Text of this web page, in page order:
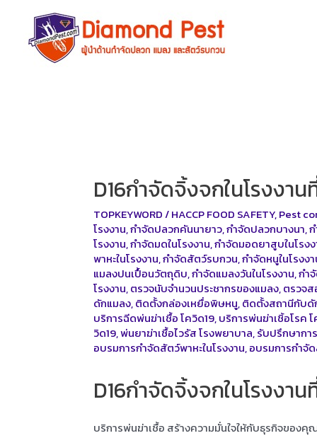
content
D16กำจัดจิ้งจกในโรงงาน
TOPKEYWORD/HACCP FOOD SAFETY,Pest
โรงงาน,กำจัดปลวกคันนายาว,กำจัดปลวกบางนา,
โรงงาน,กำจัดมดในโรงงาน,กำจัดมอดยาสูบในโรง
พาหะในโรงงาน,กำจัดสัตว์รบกวน,กำจัดหนูในโรงง
แมลงปนเปื้อนวัตถุดิบ,กำจัดแมลงวันในโรงงาน,กำ
โรงงาน,ตรวจนับจำนวนประชากรของแมลง,ตรวจ
ดักแมลง,ติดตั้งกล่องเหยื่อพิษหนู,ติดตั้งสถานีกับดั
บริการฉีดพ่นฆ่าเชื้อ โควิด19,บริการพ่นฆ่าเชิ้อโรค
วิด19,พ่นยาฆ่าเชื้อไวรัส โรงพยาบาล,รับปรึกษากา
อบรมการกำจัดสัตว์พาหะในโรงงาน,อบรมการกำจั
D16กำจัดจิ้งจกในโรงงาน
บริการพ่นฆ่าเชื้อ สร้างความมั่นใจให้กับธุรกิจขอ